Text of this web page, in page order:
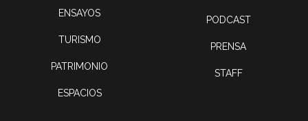
ENSAYOS
TURISMO
PATRIMONIO
ESPACIOS
PODCAST
PRENSA
STAFF